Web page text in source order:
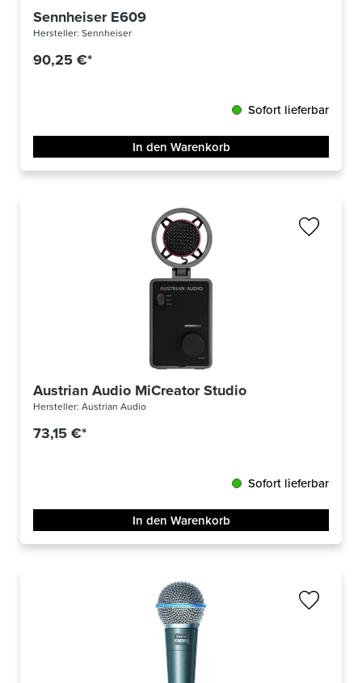
Sennheiser E609
Hersteller: Sennheiser
90,25 €*
Sofort lieferbar
In den Warenkorb
Austrian Audio MiCreator Studio
Hersteller: Austrian Audio
73,15 €*
Sofort lieferbar
In den Warenkorb